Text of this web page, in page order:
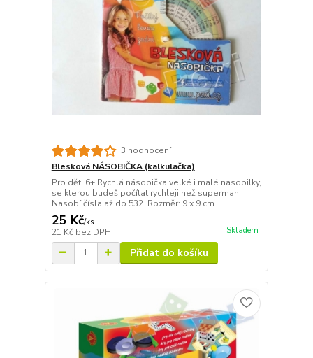
3 hodnocení
Blesková NÁSOBIČKA (kalkulačka)
Pro děti 6+ Rychlá násobička velké i malé nasobilky,
se kterou budeš počítat rychleji než superman.
Nasobí čísla až do 532. Rozměr: 9 x 9 cm
25 Kč/ks
21 Kč bez DPH Skladem
Přidat do košíku